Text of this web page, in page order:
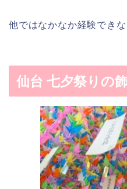
他ではなかなか経験でき
仙台 七夕祭りの